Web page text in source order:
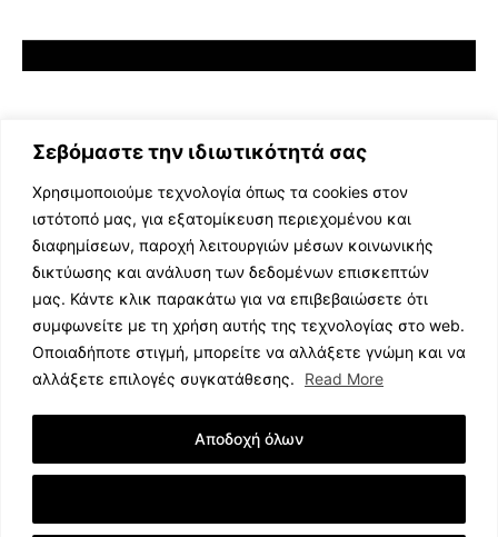
Σεβόμαστε την ιδιωτικότητά σας
Χρησιμοποιούμε τεχνολογία όπως τα cookies στον
ιστότοπό μας, για εξατομίκευση περιεχομένου και
διαφημίσεων, παροχή λειτουργιών μέσων κοινωνικής
δικτύωσης και ανάλυση των δεδομένων επισκεπτών
μας. Κάντε κλικ παρακάτω για να επιβεβαιώσετε ότι
συμφωνείτε με τη χρήση αυτής της τεχνολογίας στο web.
Οποιαδήποτε στιγμή, μπορείτε να αλλάξετε γνώμη και να
αλλάξετε επιλογές συγκατάθεσης.
Read More
Αποδοχή όλων
ΕΛΛΗΝΙΚΗ ΜΟΥΣΙΚΗ
TV SHOWS
EVENTS
ΘΕΑΤΡΟ
ΔΙΑΓΩΝΙΣΜΟΙ
STOA CULTURA
ΣΥΝΕΝΤΕΥΞΕΙΣ